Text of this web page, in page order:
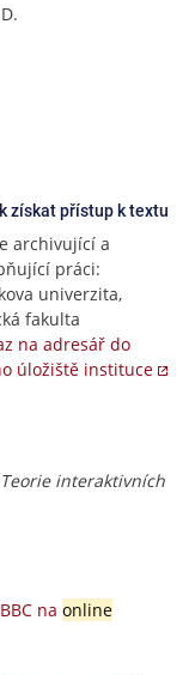
získat přístup k textu
archivující a
práci:
univerzita,
fakulta
na adresář do
úložiště instituce
interaktivních
na online